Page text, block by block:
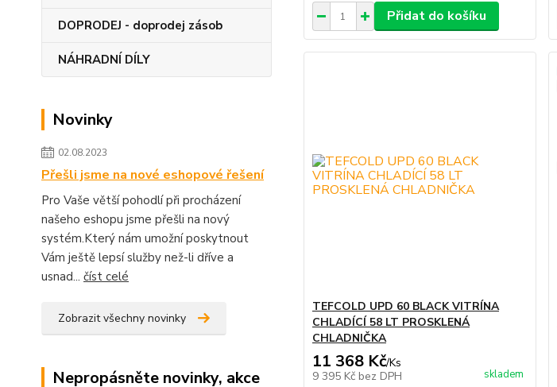
DOPRODEJ - doprodej zásob
NÁHRADNÍ DÍLY
Novinky
02.08.2023
Přešli jsme na nové eshopové řešení
Pro Vaše větší pohodlí při procházení
našeho eshopu jsme přešli na nový
systém.Který nám umožní poskytnout
Vám ještě lepsí služby než-li dříve a
usnad... číst celé
Zobrazit všechny novinky
Nepropásněte novinky, akce
Přidat do košíku
TEFCOLD UPD 60 BLACK VITRÍNA
CHLADÍCÍ 58 LT PROSKLENÁ
CHLADNIČKA
11 368 Kč/Ks
9 395 Kč bez DPH skladem